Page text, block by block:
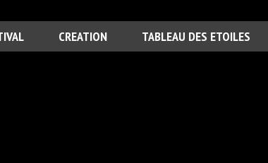
CREATION TABLEAU DES ETOILES